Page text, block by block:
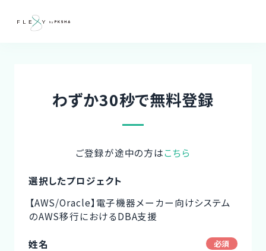
わずか30秒で無料登録
ご登録が途中の方はこちら
選択したプロジェクト
【AWS/Oracle】電子機器メーカー向けシステム
のAWS移行におけるDBA支援
姓名